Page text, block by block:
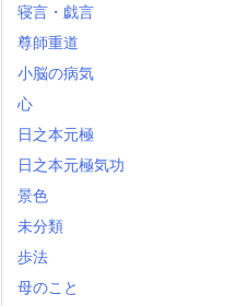
寝言・戯言
尊師重道
小脳の病気
心
日之本元極
日之本元極気功
景色
未分類
歩法
母のこと